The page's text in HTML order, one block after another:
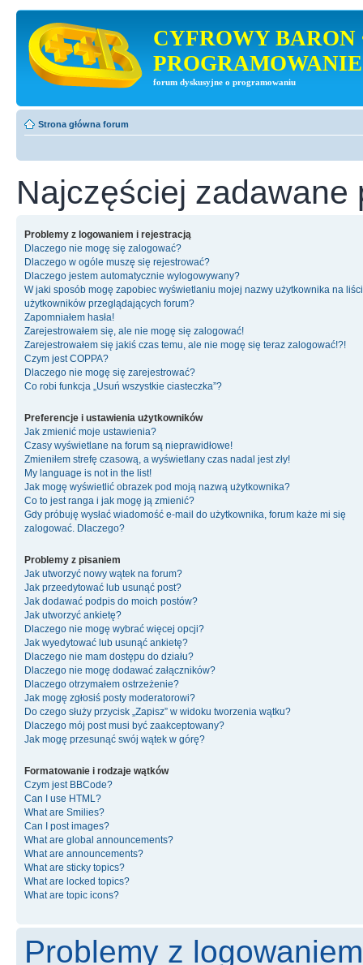
CYFROWY BARON
PROGRAMOWANIE
forum dyskusyjne o programowaniu
Strona główna forum
Najczęściej zadawane
Problemy z logowaniem i rejestracją
Dlaczego nie mogę się zalogować?
Dlaczego w ogóle muszę się rejestrować?
Dlaczego jestem automatycznie wylogowywany?
W jaki sposób mogę zapobiec wyświetlaniu mojej nazwy użytkownika na
użytkowników przeglądających forum?
Zapomniałem hasła!
Zarejestrowałem się, ale nie mogę się zalogować!
Zarejestrowałem się jakiś czas temu, ale nie mogę się teraz zalogować!?!
Czym jest COPPA?
Dlaczego nie mogę się zarejestrować?
Co robi funkcja „Usuń wszystkie ciasteczka”?
Preferencje i ustawienia użytkowników
Jak zmienić moje ustawienia?
Czasy wyświetlane na forum są nieprawidłowe!
Zmieniłem strefę czasową, a wyświetlany czas nadal jest zły!
My language is not in the list!
Jak mogę wyświetlić obrazek pod moją nazwą użytkownika?
Co to jest ranga i jak mogę ją zmienić?
Gdy próbuję wysłać wiadomość e-mail do użytkownika, forum każe mi się
zalogować. Dlaczego?
Problemy z pisaniem
Jak utworzyć nowy wątek na forum?
Jak przeedytować lub usunąć post?
Jak dodawać podpis do moich postów?
Jak utworzyć ankietę?
Dlaczego nie mogę wybrać więcej opcji?
Jak wyedytować lub usunąć ankietę?
Dlaczego nie mam dostępu do działu?
Dlaczego nie mogę dodawać załączników?
Dlaczego otrzymałem ostrzeżenie?
Jak mogę zgłosiś posty moderatorowi?
Do czego służy przycisk „Zapisz” w widoku tworzenia wątku?
Dlaczego mój post musi być zaakceptowany?
Jak mogę przesunąć swój wątek w górę?
Formatowanie i rodzaje wątków
Czym jest BBCode?
Can I use HTML?
What are Smilies?
Can I post images?
What are global announcements?
What are announcements?
What are sticky topics?
What are locked topics?
What are topic icons?
Problemy z